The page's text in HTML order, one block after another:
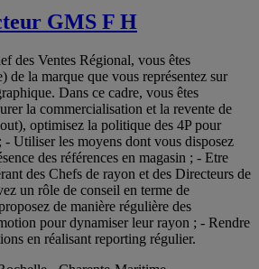
GMS F H
des Ventes Régional, vous êtes
de la marque que vous représentez sur
Dans ce cadre, vous êtes
la commercialisation et la revente de
optimisez la politique des 4P pour
- Utiliser les moyens dont vous disposez
des références en magasin ; - Etre
des Chefs de rayon et des Directeurs de
un rôle de conseil en terme de
de manière régulière des
pour dynamiser leur rayon ; - Rendre
en réalisant reporting régulier.